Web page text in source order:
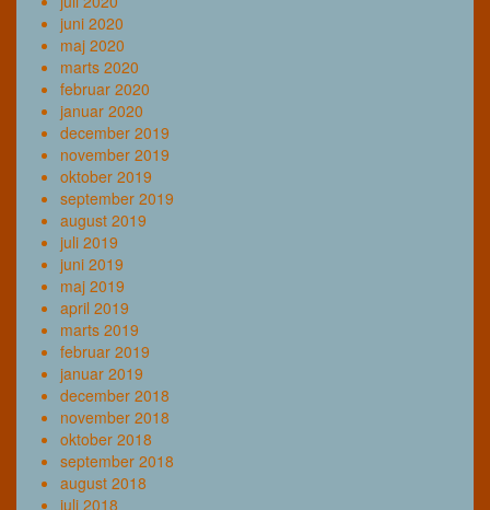
juni 2020
maj 2020
marts 2020
februar 2020
januar 2020
december 2019
november 2019
oktober 2019
september 2019
august 2019
juli 2019
juni 2019
maj 2019
april 2019
marts 2019
februar 2019
januar 2019
december 2018
november 2018
oktober 2018
september 2018
august 2018
juli 2018